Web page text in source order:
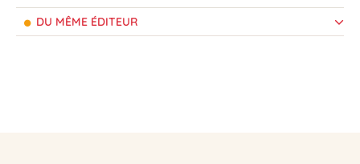
DU MÊME ÉDITEUR